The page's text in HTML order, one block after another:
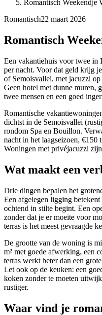
Romantisch Weekendje
Romantisch22 maart 2026
Romantisch
Een vakantiehuis voor twee in
per nacht. Voor dat geld krijg
of Semoisvallei, met jacuzzi op
Geen hotel met dunne muren,
twee mensen en een goed
Romantische
dichtst in de Semoisvallei
rondom Spa en Bouillon.
nacht in het laagseizoen, €150
Woningen met privéjacuzzi
Wat maakt een
Drie dingen bepalen het
Een afgelegen ligging
ochtend in stilte begint. Een
zonder dat je er moeite voor
terras is het meest gevraagde
De grootte van de woning is
m² met goede afwerking, een
terras werkt beter dan een
Let ook op de keuken: een
koken zonder te moeten
rustiger.
Waar vind je